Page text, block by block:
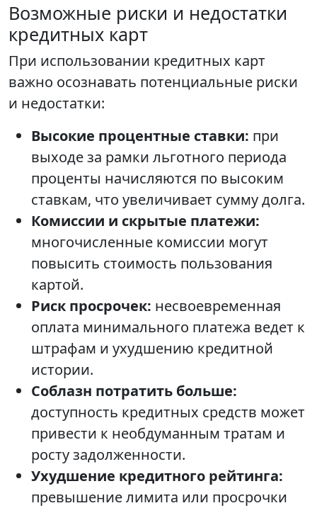
Возможные риски и недостатки
кредитных карт
При использовании кредитных карт
важно осознавать потенциальные риски
и недостатки:
Высокие процентные ставки: при
выходе за рамки льготного периода
проценты начисляются по высоким
ставкам, что увеличивает сумму долга.
Комиссии и скрытые платежи:
многочисленные комиссии могут
повысить стоимость пользования
картой.
Риск просрочек: несвоевременная
оплата минимального платежа ведет к
штрафам и ухудшению кредитной
истории.
Соблазн потратить больше:
доступность кредитных средств может
привести к необдуманным тратам и
росту задолженности.
Ухудшение кредитного рейтинга:
превышение лимита или просрочки